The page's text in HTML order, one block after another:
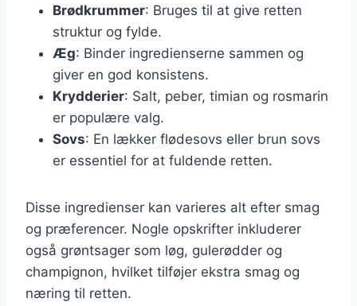
Brødkrummer: Bruges til at give retten
struktur og fylde.
Æg: Binder ingredienserne sammen og
giver en god konsistens.
Krydderier: Salt, peber, timian og rosmarin
er populære valg.
Sovs: En lækker flødesovs eller brun sovs
er essentiel for at fuldende retten.
Disse ingredienser kan varieres alt efter smag
og præferencer. Nogle opskrifter inkluderer
også grøntsager som løg, gulerødder og
champignon, hvilket tilføjer ekstra smag og
næring til retten.